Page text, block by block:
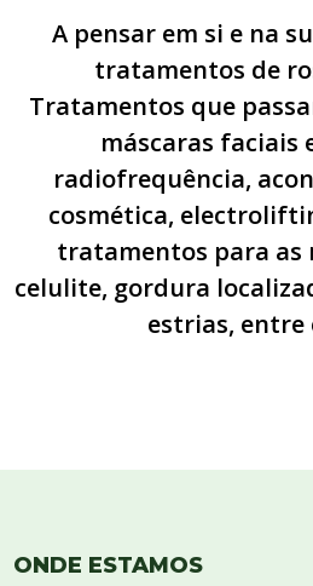
A pensar em si e na
tratamentos de
Tratamentos que
máscaras faciais
radiofrequência,
cosmética,
tratamentos para as
celulite, gordura
estrias, entre
ONDE ESTAMOS